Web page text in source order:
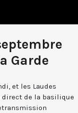
Garde
et les Laudes
direct de la basilique